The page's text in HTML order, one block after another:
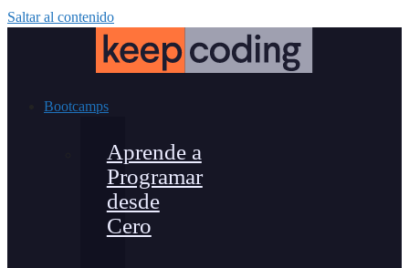
Saltar al contenido
Bootcamps
Aprende a
Programar
desde
Cero